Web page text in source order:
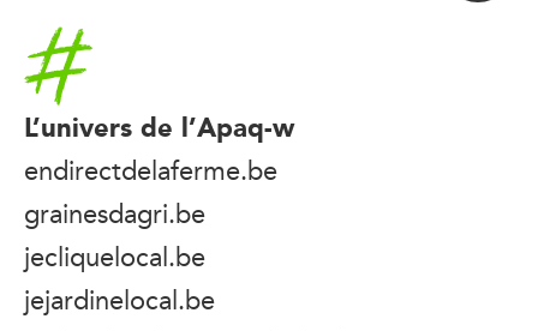
Accueil
L’univers de l’Apaq-w
endirectdelaferme.be
grainesdagri.be
jecliquelocal.be
jejardinelocal.be